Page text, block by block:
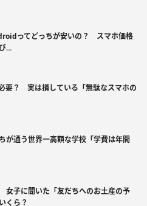
ってどっちが安いの？ スマホ価格
...
要？ 実は損している「無駄なスマホの
が通う世界一高額な学校「学費は年間
子に聞いた「友だちへのお土産の予
くら？